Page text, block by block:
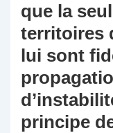
que la
territoires
lui sont
principe